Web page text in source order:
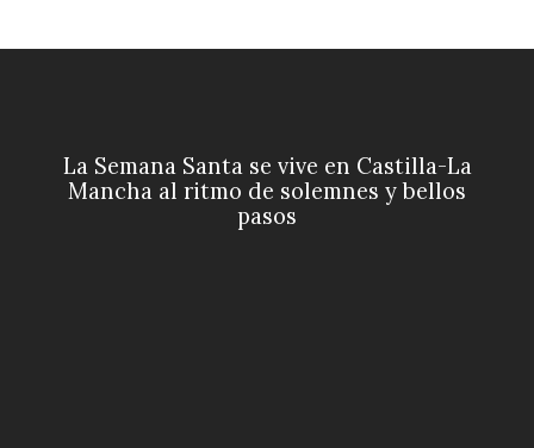
La Semana Santa se vive en Castilla-La
Mancha al ritmo de solemnes y bellos
pasos